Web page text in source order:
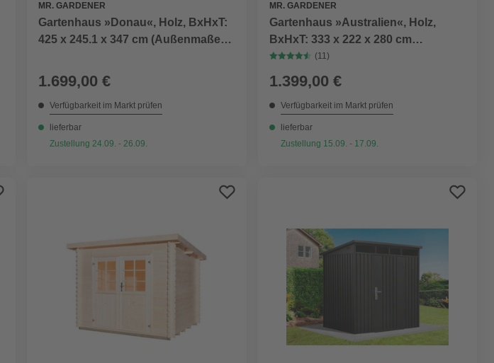
MR. GARDENER
Gartenhaus »Donau«, Holz, BxHxT:
425 x 245.1 x 347 cm (Außenmaße),
1.699,00 €
Verfügbarkeit im Markt prüfen
lieferbar
Zustellung 24.09. - 26.09.
MR. GARDENER
Gartenhaus »Australien«, Holz,
BxHxT: 333 x 222 x 280 cm
(Außenmaße inkl. Dachüberstand),
Wandstärke 28mm
(11)
1.399,00 €
Verfügbarkeit im Markt prüfen
lieferbar
Zustellung 15.09. - 17.09.